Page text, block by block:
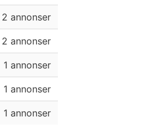
2 annonser
2 annonser
1 annonser
1 annonser
1 annonser